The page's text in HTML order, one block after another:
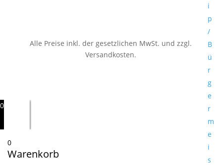
i
p
/
B
ü
r
g
e
r
m
e
i
s
Alle Preise inkl. der gesetzlichen MwSt. und zzgl.
Versandkosten.
0
0
Warenkorb